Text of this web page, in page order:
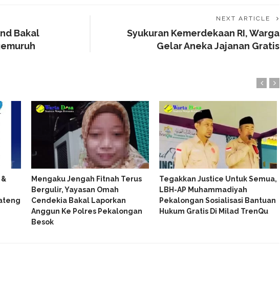
Bakal
NEXT ARTICLE
Syukuran Kemerdekaan RI, Warga
Gelar Aneka Jajanan Gratis
Mengaku Jengah Fitnah Terus
Bergulir, Yayasan Omah
Cendekia Bakal Laporkan
Anggun Ke Polres Pekalongan
Besok
Tegakkan Justice Untuk Semua,
LBH-AP Muhammadiyah
Pekalongan Sosialisasi Bantuan
Hukum Gratis Di Milad TrenQu